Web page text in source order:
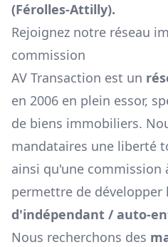
(Férolles-Attilly).
Rejoignez notre réseau
commission
AV Transaction est un
en 2006 en plein essor,
de biens immobiliers.
mandataires une liberté
ainsi qu'une commission
permettre de développer
d'indépendant / auto-
Nous recherchons des